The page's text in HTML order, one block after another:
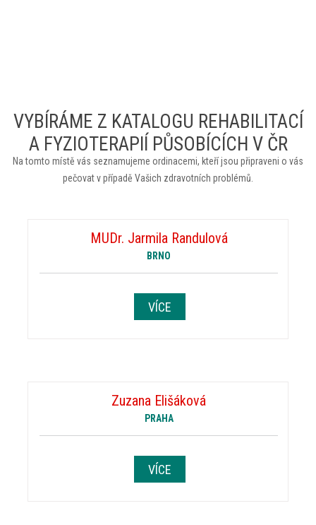
VYBÍRÁME Z KATALOGU REHABILITACÍ
A FYZIOTERAPIÍ PŮSOBÍCÍCH V ČR
Na tomto místě vás seznamujeme ordinacemi, kteří jsou připraveni o vás
pečovat v případě Vašich zdravotních problémů.
MUDr. Jarmila Randulová
BRNO
VÍCE
Zuzana Elišáková
PRAHA
VÍCE